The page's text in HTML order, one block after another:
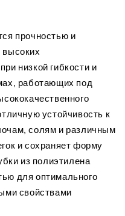
прочностью и
низкой гибкости и
работающих под
устойчивость к
солям и различным
и сохраняет форму
из полиэтилена
для оптимального
свойствами